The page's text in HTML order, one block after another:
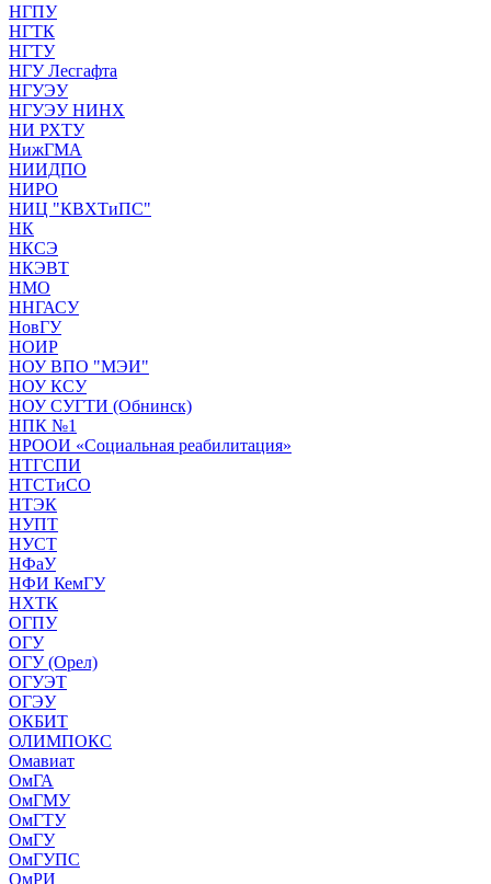
НГПУ
НГТК
НГТУ
НГУ Лесгафта
НГУЭУ
НГУЭУ НИНХ
НИ РХТУ
НижГМА
НИИДПО
НИРО
НИЦ "КВХТиПС"
НК
НКСЭ
НКЭВТ
НМО
ННГАСУ
НовГУ
НОИР
НОУ ВПО "МЭИ"
НОУ КСУ
НОУ СУГТИ (Обнинск)
НПК №1
НРООИ «Социальная реабилитация»
НТГСПИ
НТСТиСО
НТЭК
НУПТ
НУСТ
НФаУ
НФИ КемГУ
НХТК
ОГПУ
ОГУ
ОГУ (Орел)
ОГУЭТ
ОГЭУ
ОКБИТ
ОЛИМПОКС
Омавиат
ОмГА
ОмГМУ
ОмГТУ
ОмГУ
ОмГУПС
ОмРИ